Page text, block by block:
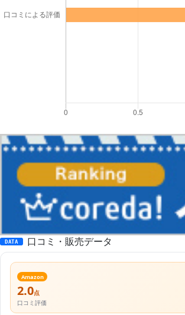
DATA 口コミ・販売データ
Amazon
2.0点
口コミ評価